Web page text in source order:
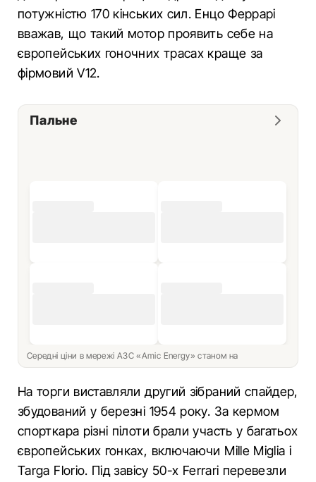
потужністю 170 кінських сил. Енцо Феррарі
вважав, що такий мотор проявить себе на
європейських гоночних трасах краще за
фірмовий V12.
Пальне
Середні ціни в мережі АЗС «Amic Energy» станом на
На торги виставляли другий зібраний спайдер,
збудований у березні 1954 року. За кермом
спорткара різні пілоти брали участь у багатьох
європейських гонках, включаючи Mille Miglia і
Targa Florio. Під завісу 50-х Ferrari перевезли